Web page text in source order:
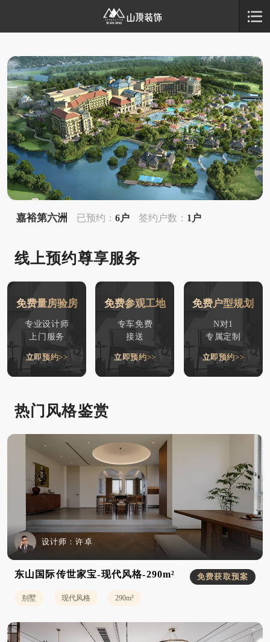
嘉裕第六洲 已预约： 6户 签约户数： 1户
线上预约尊享服务
免费量房验房
专业设计师
上门服务
立即预约>>
免费参观工地
专车免费
接送
立即预约>>
免费户型规划
N对1
专属定制
立即预约>>
热门风格鉴赏
设计师：许卓
东山国际传世家宝-现代风格-290m² 免费获取预案
别墅 现代风格 290m²